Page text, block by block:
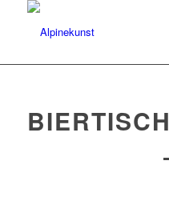
BIERTISCH